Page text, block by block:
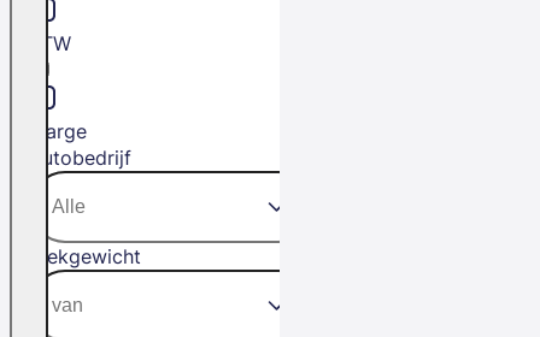
BTW
Marge
Autobedrijf
Trekgewicht